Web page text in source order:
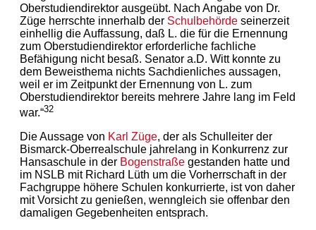
Oberstudiendirektor ausgeübt. Nach Angabe von Dr.
Züge herrschte innerhalb der Schulbehörde seinerzeit
einhellig die Auffassung, daß L. die für die Ernennung
zum Oberstudiendirektor erforderliche fachliche
Befähigung nicht besaß. Senator a.D. Witt konnte zu
dem Beweisthema nichts Sachdienliches aussagen,
weil er im Zeitpunkt der Ernennung von L. zum
Oberstudiendirektor bereits mehrere Jahre lang im Feld
war.“32
Die Aussage von Karl Züge, der als Schulleiter der
Bismarck-Oberrealschule jahrelang in Konkurrenz zur
Hansaschule in der Bogenstraße gestanden hatte und
im NSLB mit Richard Lüth um die Vorherrschaft in der
Fachgruppe höhere Schulen konkurrierte, ist von daher
mit Vorsicht zu genießen, wenngleich sie offenbar den
damaligen Gegebenheiten entsprach.